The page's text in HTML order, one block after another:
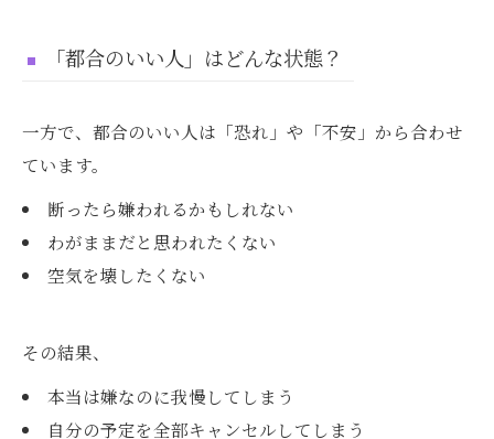
「都合のいい人」はどんな状態？
一方で、都合のいい人は「恐れ」や「不安」から合わせ
ています。
断ったら嫌われるかもしれない
わがままだと思われたくない
空気を壊したくない
その結果、
本当は嫌なのに我慢してしまう
自分の予定を全部キャンセルしてしまう